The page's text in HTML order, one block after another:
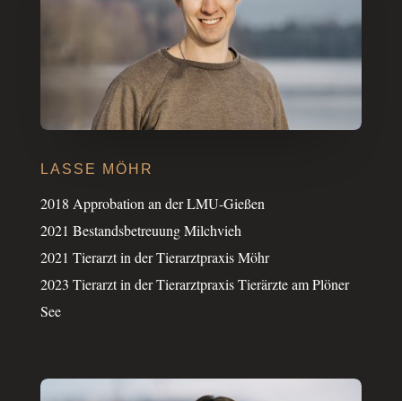
LASSE MÖHR
2018 Appro­ba­tion an der LMU-Gießen
2021 Bestands­be­treu­ung Milch­vieh
2021 Tier­arzt in der Tier­arzt­pra­xis Möhr
2023 Tier­arzt in der Tier­arzt­pra­xis Tier­ärzte am Plöner
See